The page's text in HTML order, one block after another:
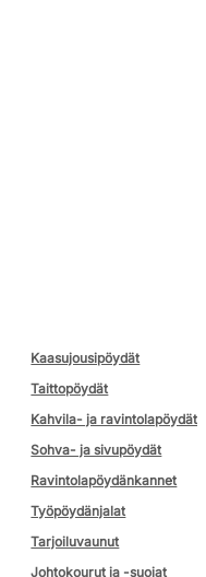
Kaasujousipöydät
Taittopöydät
Kahvila- ja ravintolapöydät
Sohva- ja sivupöydät
Ravintolapöydänkannet
Työpöydänjalat
Tarjoiluvaunut
Johtokourut ja -suojat